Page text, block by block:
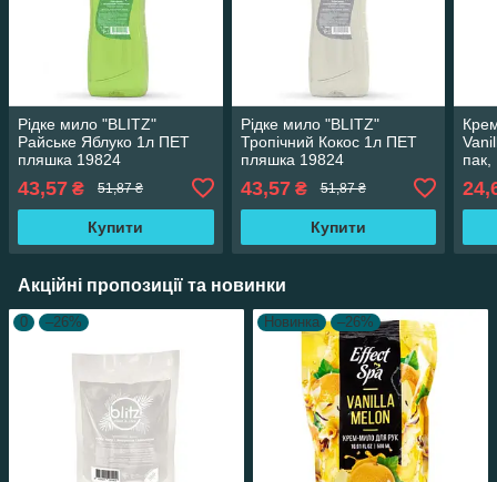
Рідке мило "BLITZ"
Райське Яблуко 1л ПЕТ
пляшка 19824
43,57 ₴ 51,87 ₴
Купити
Рідке мило "BLITZ"
Тропічний Кокос 1л ПЕТ
пляшка 19824
43,57₴ 51,87 ₴
Купити
пак,
Акційні пропозиції та новинки
0 –26% Новинка –26%